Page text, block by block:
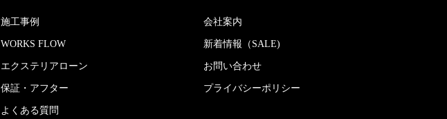
施工事例
WORKS FLOW
エクステリアローン
保証・アフター
よくある質問
会社案内
新着情報（SALE)
お問い合わせ
プライバシーポリシー